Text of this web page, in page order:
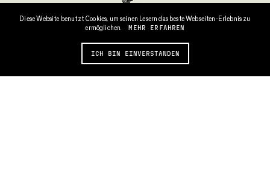
RESERVIEREN
Längentalstraße 3
78052 VS-Weilersbach
Tel.: 0 77 21 / 6 35 91
Diese Website benutzt Cookies, um seinen Lesern das beste Webseiten-Erlebnis zu
ermöglichen.
MEHR ERFAHREN
ICH BIN EINVERSTANDEN